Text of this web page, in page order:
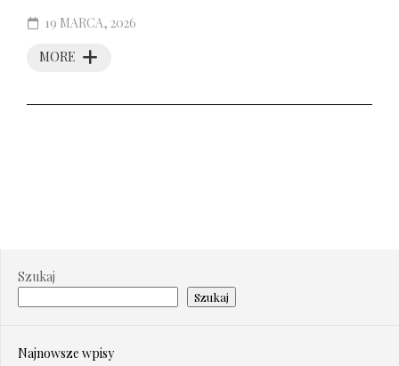
MORE
19 MARCA, 2026
Szukaj
Szukaj
Najnowsze wpisy